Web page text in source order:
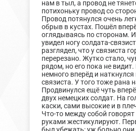
нам в тыл, а провод не
потихоньку провод со
Провод потянулся очень
обрыв в кустах. Пошёл
оглядываясь по сторонам.
увидел ногу солдата-
разглядел, что у связиста
перерезано. Жутко стало,
рядом, но его пока не
немного вперёд и наткнулся
связиста. У того тоже рана
Продвинулся ещё чуть
двух немецких солдат. На
каски, сами высокие и в
Что-то между собой
руками жестикулируют.